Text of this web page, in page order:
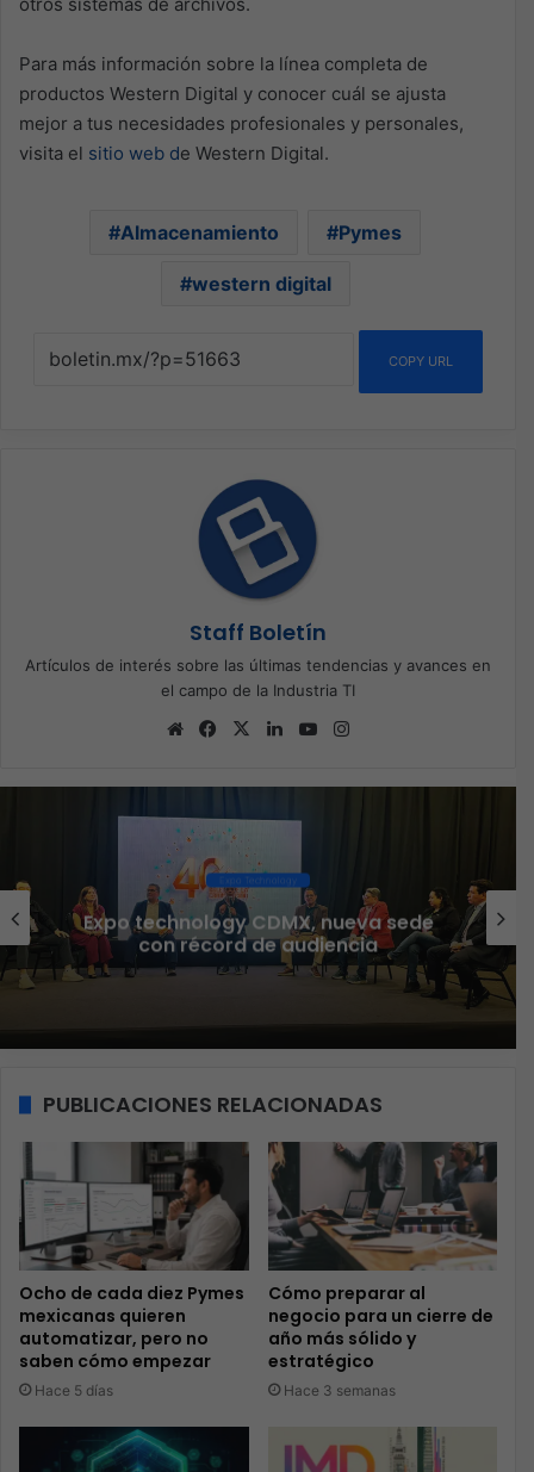
Para más información sobre la línea completa de
productos Western Digital y conocer cuál se ajusta
mejor a tus necesidades profesionales y personales,
visita el sitio web de Western Digital.
Almacenamiento Pymes
western digital
COPY URL
Staff Boletín
Artículos de interés sobre las últimas tendencias y avances en
el campo de la Industria TI
Sitio
Facebook
X LinkedInYouTube
Ciberseguridad
Veeam nombra a Fernando Zambrana
Country Manager para México
PUBLICACIONES RELACIONADAS
Ocho de cada diez Pymes
mexicanas quieren
automatizar, pero no
saben cómo empezar
Hace 5 días
Cómo preparar al
negocio para un cierre de
año más sólido y
estratégico
Hace 3 semanas